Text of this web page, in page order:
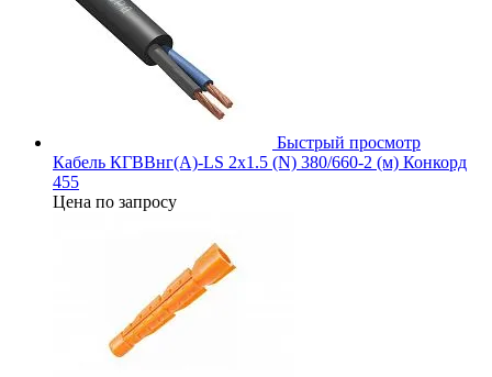
Быстрый просмотр
Кабель КГВВнг(А)-LS 2х1.5 (N) 380/660-2 (м) Конкорд
455
Цена по запросу